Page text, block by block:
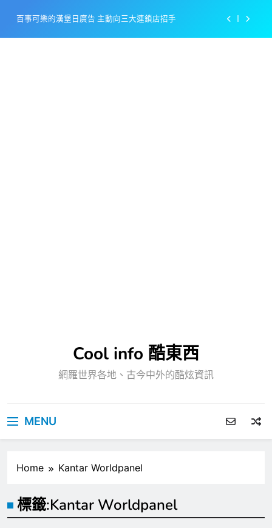
content
百事可樂的漢堡日廣告 主動向三大連鎖店招手
Cool info 酷東西
網羅世界各地、古今中外的酷炫資訊
MENU
Home Kantar Worldpanel
標籤:Kantar Worldpanel